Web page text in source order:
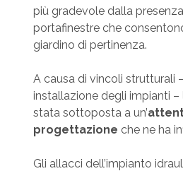
più gradevole dalla
portafinestre che
giardino di pertinenza.
A causa di vincoli strutturali
installazione degli impianti
stata sottoposta a un’
progettazione che ne ha
Gli allacci dell’impianto